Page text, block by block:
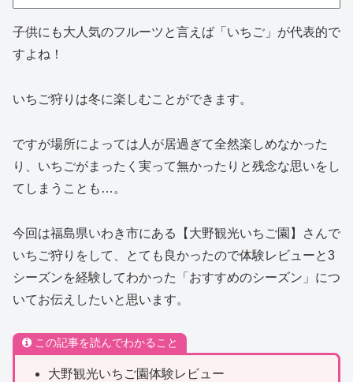
子供にも大人気のフルーツと言えば「いちご」が代表的で
すよね！
いちご狩りは冬に楽しむことができます。
ですが場所によっては人が居過ぎて全然楽しめなかった
り、いちごがまったく実って無かったりと残念な思いをし
てしまうことも…。
今回は福島県いわき市にある【大野観光いちご園】さんで
いちご狩りをして、とても良かったので体験レビューと3
シーズンを経験してわかった「おすすめのシーズン」につ
いてお伝えしたいと思います。
この記事を読んでわかること
大野観光いちご園体験レビュー